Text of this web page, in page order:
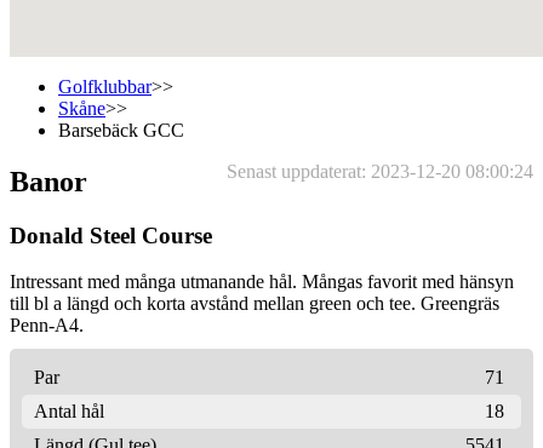
Golfklubbar>>
Skåne>>
Barsebäck GCC
Senast uppdaterat: 2023-12-20 08:00:24
Banor
Donald Steel Course
Intressant med många utmanande hål. Mångas favorit med hänsyn
till bl a längd och korta avstånd mellan green och tee. Greengräs
Penn-A4.
Par
71
Antal hål
18